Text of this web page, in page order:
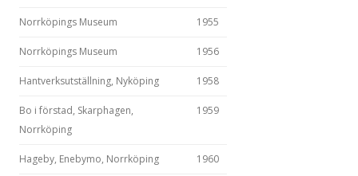
Norrköpings Museum 1955
Norrköpings Museum 1956
Hantverksutställning, Nyköping 1958
Bo i förstad, Skarphagen,
Norrköping
1959
Hageby, Enebymo, Norrköping 1960